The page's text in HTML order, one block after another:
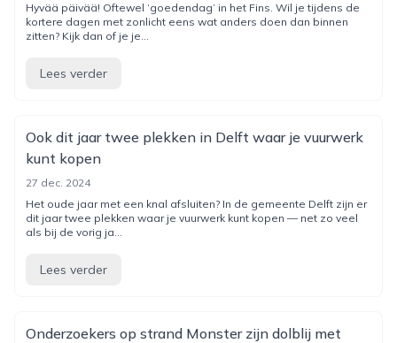
Hyvää päivää! Oftewel ‘goedendag’ in het Fins. Wil je tijdens de
kortere dagen met zonlicht eens wat anders doen dan binnen
zitten? Kijk dan of je je...
Lees verder
Ook dit jaar twee plekken in Delft waar je vuurwerk
kunt kopen
27 dec. 2024
Het oude jaar met een knal afsluiten? In de gemeente Delft zijn er
dit jaar twee plekken waar je vuurwerk kunt kopen — net zo veel
als bij de vorig ja...
Lees verder
Onderzoekers op strand Monster zijn dolblij met